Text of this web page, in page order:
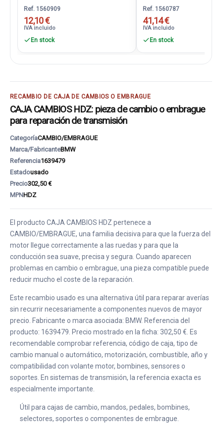
Ref. 1560909
12,10 €
IVA incluido
En stock
Ref. 1560787
41,14 €
IVA incluido
En stock
RECAMBIO DE CAJA DE CAMBIOS O EMBRAGUE
CAJA CAMBIOS HDZ: pieza de cambio o embrague
para reparación de transmisión
CategoríaCAMBIO/EMBRAGUE
Marca/FabricanteBMW
Referencia1639479
Estadousado
Precio302,50 €
MPNHDZ
El producto CAJA CAMBIOS HDZ pertenece a
CAMBIO/EMBRAGUE, una familia decisiva para que la fuerza del
motor llegue correctamente a las ruedas y para que la
conducción sea suave, precisa y segura. Cuando aparecen
problemas en cambio o embrague, una pieza compatible puede
reducir mucho el coste de la reparación.
Este recambio usado es una alternativa útil para reparar averías
sin recurrir necesariamente a componentes nuevos de mayor
precio. Fabricante o marca asociada: BMW. Referencia del
producto: 1639479. Precio mostrado en la ficha: 302,50 €. Es
recomendable comprobar referencia, código de caja, tipo de
cambio manual o automático, motorización, combustible, año y
compatibilidad con volante motor, bombines, sensores o
soportes. En sistemas de transmisión, la referencia exacta es
especialmente importante.
Útil para cajas de cambio, mandos, pedales, bombines,
selectores, soportes o componentes de embrague.